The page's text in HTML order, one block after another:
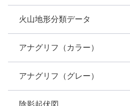
火山地形分類データ
アナグリフ（カラー）
アナグリフ（グレー）